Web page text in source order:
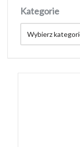
Kategorie